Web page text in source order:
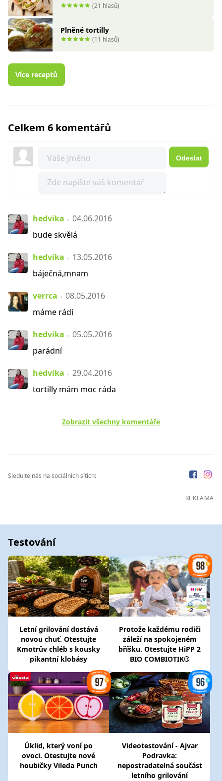
(21 hlasů)
Plněné tortilly
(11 hlasů)
Více receptů
Celkem 6 komentářů
Odeslat
hedvika
04.06.2016
bude skvělá
hedvika
13.05.2016
báječná,mnam
verrca
08.05.2016
máme rádi
hedvika
05.05.2016
parádní
hedvika
29.04.2016
tortilly mám moc ráda
Zobrazit všechny komentáře
Sledujte nás na sociálních sítích:
REKLAMA
Testování
Letní grilování dostává
novou chuť. Otestujte
Kmotrův chléb s kousky
pikantní klobásy
Protože každému rodiči
záleží na spokojeném
bříšku. Otestujte HiPP 2
BIO COMBIOTIK®
Úklid, který voní po
ovoci. Otestujte nové
houbičky Vileda Punch
Videotestování - Ajvar
Podravka:
nepostradatelná součást
letního grilování